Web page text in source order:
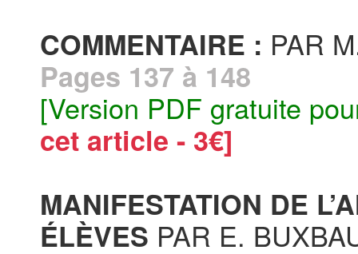
COMMENTAIRE : PAR
Pages 137 à 148
[Version PDF gratuite
cet article - 3€]
MANIFESTATION DE
ÉLÈVES PAR E.